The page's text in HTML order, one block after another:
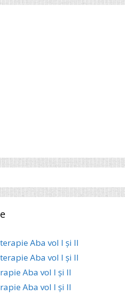
Aba vol I și II
Aba vol I și II
Aba vol I și II
Aba vol I și II